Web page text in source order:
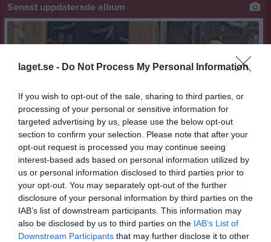
laget.se - Do Not Process My Personal Information
If you wish to opt-out of the sale, sharing to third parties, or
processing of your personal or sensitive information for
targeted advertising by us, please use the below opt-out
section to confirm your selection. Please note that after your
opt-out request is processed you may continue seeing
interest-based ads based on personal information utilized by
us or personal information disclosed to third parties prior to
your opt-out. You may separately opt-out of the further
disclosure of your personal information by third parties on the
IAB’s list of downstream participants. This information may
also be disclosed by us to third parties on the IAB’s List of
Downstream Participants that may further disclose it to other
Senast uppdaterade album
Hemmasammandrag 2016 P0607
1 bild
På gång Kalender
P010 Träning 10 aug, 18:30
P016-017 Föräldramöte 12 aug, 17:30
P010 Träning 12 aug, 18:30
P010 Träning 16 aug, 17:00